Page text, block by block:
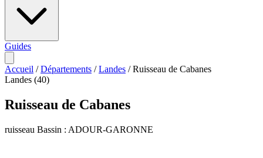
Guides
Accueil / Départements / Landes / Ruisseau de Cabanes
Landes (40)
Ruisseau de Cabanes
ruisseau Bassin : ADOUR-GARONNE